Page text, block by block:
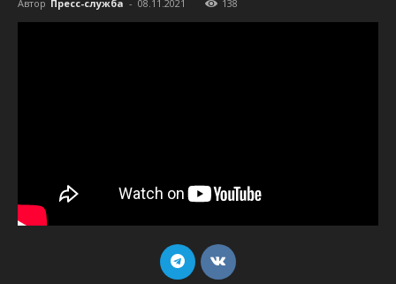
Автор Пресс-служба - 08.11.2021 138